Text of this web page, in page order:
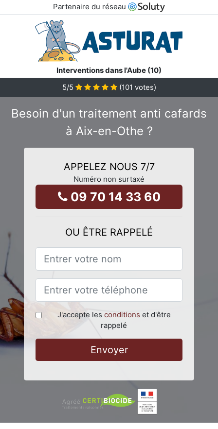
Partenaire du réseau
Interventions dans l'Aube (10)
5/5 (101 votes)
Besoin d'un traitement anti cafards
à Aix-en-Othe ?
APPELEZ NOUS 7/7
Numéro non surtaxé
09 70 14 33 60
OU ÊTRE RAPPELÉ
J'accepte les conditions et d'être
rappelé
Envoyer